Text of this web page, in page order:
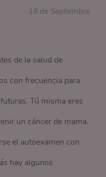
18 de Septiembre
de la salud de
con frecuencia para
Tú misma eres
un cáncer de mama.
el autoexamen con
hay algunos